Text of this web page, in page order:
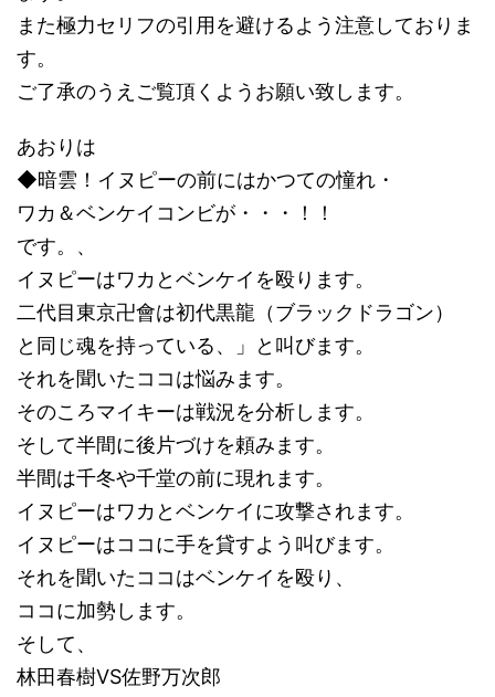
また極力セリフの引用を避けるよう注意しておりま
す。
ご了承のうえご覧頂くようお願い致します。
あおりは
◆暗雲！イヌピーの前にはかつての憧れ・
ワカ＆ベンケイコンビが・・・！！
です。、
イヌピーはワカとベンケイを殴ります。
二代目東京卍會は初代黒龍（ブラックドラゴン）
と同じ魂を持っている、」と叫びます。
それを聞いたココは悩みます。
そのころマイキーは戦況を分析します。
そして半間に後片づけを頼みます。
半間は千冬や千堂の前に現れます。
イヌピーはワカとベンケイに攻撃されます。
イヌピーはココに手を貸すよう叫びます。
それを聞いたココはベンケイを殴り、
ココに加勢します。
そして、
林田春樹VS佐野万次郎